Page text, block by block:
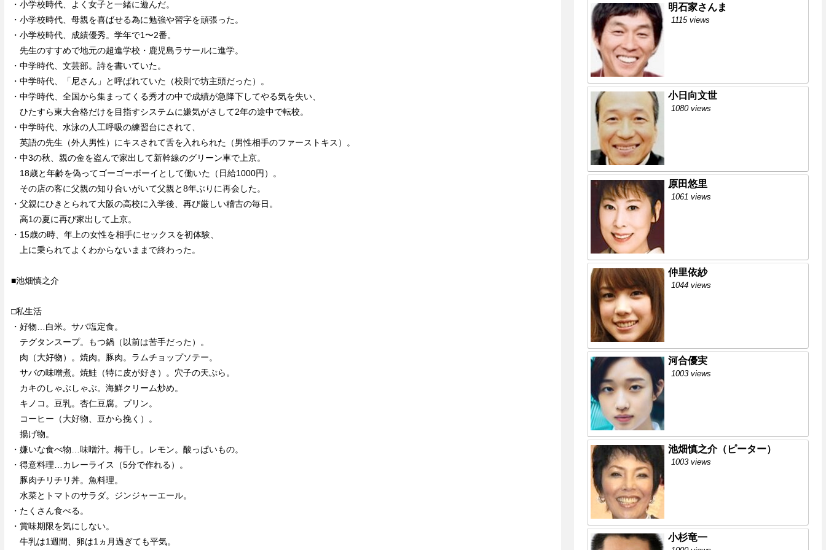
・小学校時代、よく女子と一緒に遊んだ。
・小学校時代、母親を喜ばせる為に勉強や習字を頑張った。
・小学校時代、成績優秀。学年で1〜2番。
先生のすすめで地元の超進学校・鹿児島ラサールに進学。
・中学時代、文芸部。詩を書いていた。
・中学時代、「尼さん」と呼ばれていた（校則で坊主頭だった）。
・中学時代、全国から集まってくる秀才の中で成績が急降下してやる気を失い、
ひたすら東大合格だけを目指すシステムに嫌気がさして2年の途中で転校。
・中学時代、水泳の人工呼吸の練習台にされて、
英語の先生（外人男性）にキスされて舌を入れられた（男性相手のファーストキス）。
・中3の秋、親の金を盗んで家出して新幹線のグリーン車で上京。
18歳と年齢を偽ってゴーゴーボーイとして働いた（日給1000円）。
その店の客に父親の知り合いがいて父親と8年ぶりに再会した。
・父親にひきとられて大阪の高校に入学後、再び厳しい稽古の毎日。
高1の夏に再び家出して上京。
・15歳の時、年上の女性を相手にセックスを初体験、
上に乗られてよくわからないままで終わった。
■池畑慎之介
□私生活
・好物…白米。サバ塩定食。
テグタンスープ。もつ鍋（以前は苦手だった）。
肉（大好物）。焼肉。豚肉。ラムチョップソテー。
サバの味噌煮。焼鮭（特に皮が好き）。穴子の天ぷら。
カキのしゃぶしゃぶ。海鮮クリーム炒め。
キノコ。豆乳。杏仁豆腐。プリン。
コーヒー（大好物、豆から挽く）。
揚げ物。
・嫌いな食べ物…味噌汁。梅干し。レモン。酸っぱいもの。
・得意料理…カレーライス（5分で作れる）。
豚肉チリチリ丼。魚料理。
水菜とトマトのサラダ。ジンジャーエール。
・たくさん食べる。
・賞味期限を気にしない。
牛乳は1週間、卵は1ヵ月過ぎても平気。
明石家さんま
1115 views
小日向文世
1080 views
原田悠里
1061 views
仲里依紗
1044 views
河合優実
1003 views
池畑慎之介（ピーター）
1003 views
小杉竜一